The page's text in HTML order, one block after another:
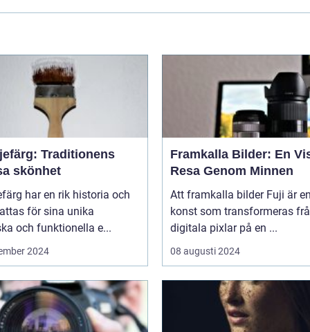
Traditionens
skönhet
har en rik historia och
för sina unika
och funktionella e...
2024
Framkalla Bilder: En
Resa Genom Minnen
Att framkalla bilder Fuji är
konst som transformeras
digitala pixlar på en ...
08 augusti 2024